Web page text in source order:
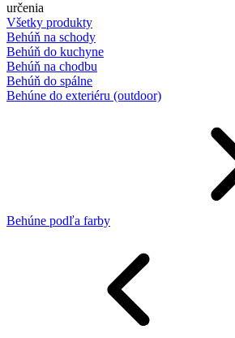
určenia
Všetky produkty
Behúň na schody
Behúň do kuchyne
Behúň na chodbu
Behúň do spálne
Behúne do exteriéru (outdoor)
Behúne podľa farby